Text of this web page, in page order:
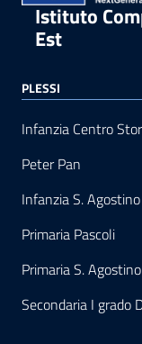
Istituto
Est
PLESSI
Infanzia Centro
Peter Pan
Infanzia S. Agostino
Primaria Pascoli
Primaria S. Agostino
Secondaria I grado